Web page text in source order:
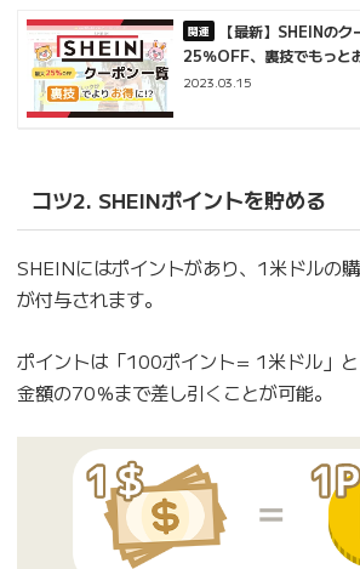
【最新】SHEINの
25％OFF、裏技でもっと
2023.03.15
コツ2. SHEINポイントを貯める
SHEINにはポイントがあり、1米ドルの
が付与されます。
ポイントは「100ポイント= 1米ドル」
金額の70％まで差し引くことが可能。